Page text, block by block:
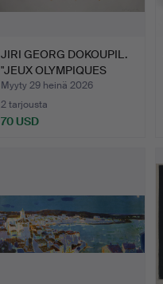
JIRI GEORG DOKOUPIL.
"JEUX OLYMPIQUES
BARC…
Myyty 29 heinä 2026
2 tarjousta
70 USD